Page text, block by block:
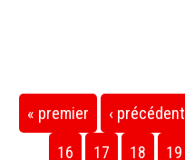
Pages
« premier ‹ précédent
16 17 18 19